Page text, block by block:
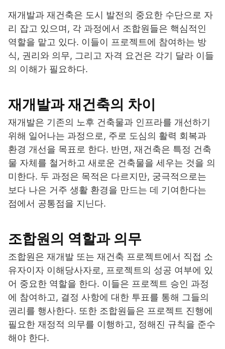
재개발과 재건축은 도시 발전의 중요한 수단으로 자
리 잡고 있으며, 각 과정에서 조합원들은 핵심적인
역할을 맡고 있다. 이들이 프로젝트에 참여하는 방
식, 권리와 의무, 그리고 자격 요건은 각기 달라 이들
의 이해가 필요하다.
재개발과 재건축의 차이
재개발은 기존의 노후 건축물과 인프라를 개선하기
위해 일어나는 과정으로, 주로 도심의 활력 회복과
환경 개선을 목표로 한다. 반면, 재건축은 특정 건축
물 자체를 철거하고 새로운 건축물을 세우는 것을 의
미한다. 두 과정은 목적은 다르지만, 궁극적으로는
보다 나은 거주 생활 환경을 만드는 데 기여한다는
점에서 공통점을 지닌다.
조합원의 역할과 의무
조합원은 재개발 또는 재건축 프로젝트에서 직접 소
유자이자 이해당사자로, 프로젝트의 성공 여부에 있
어 중요한 역할을 한다. 이들은 프로젝트 승인 과정
에 참여하고, 결정 사항에 대한 투표를 통해 그들의
권리를 행사한다. 또한 조합원들은 프로젝트 진행에
필요한 재정적 의무를 이행하고, 정해진 규칙을 준수
해야 한다.